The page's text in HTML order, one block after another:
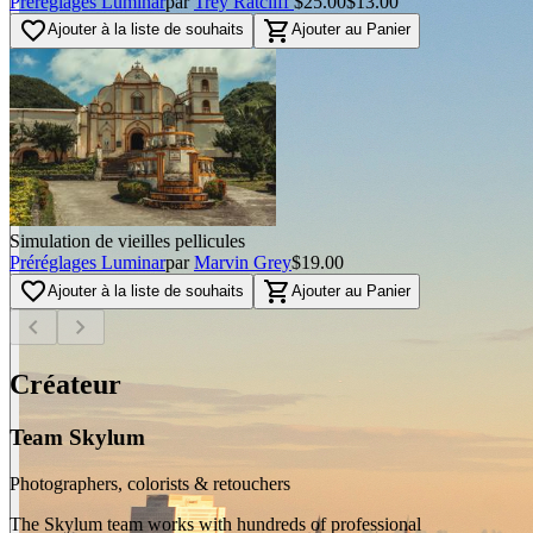
favorite_borderAjouter à la liste de souhaits shopping_cart Ajouter au Panier
Simulation de vieilles pellicules
Préréglages Luminarpar Marvin Grey$19.00
favorite_borderAjouter à la liste de souhaits shopping_cart Ajouter au Panier
chevron_left chevron_right
Créateur
Team Skylum
Photographers, colorists & retouchers
The Skylum team works with hundreds of professional